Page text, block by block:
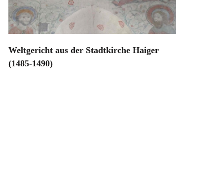
Weltgericht aus der Stadtkirche Haiger
(1485-1490)